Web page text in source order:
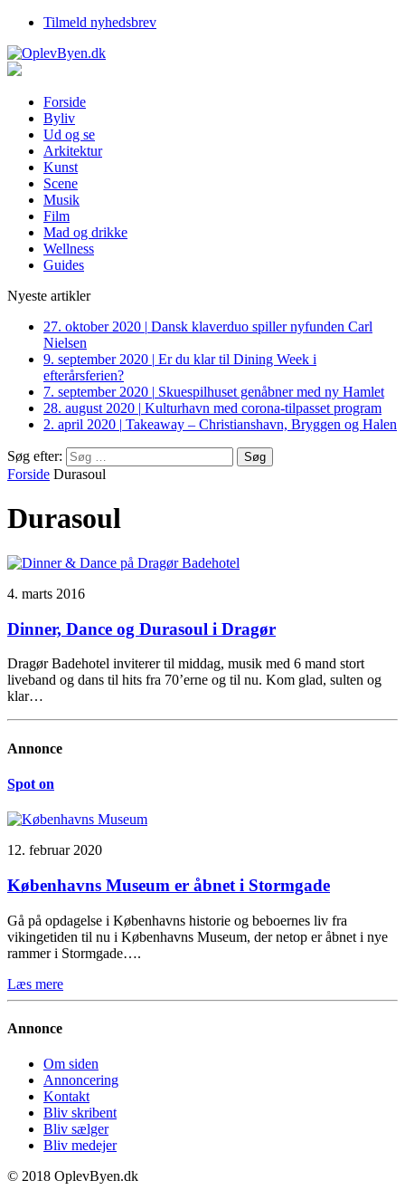
Tilmeld nyhedsbrev
Forside
Byliv
Ud og se
Arkitektur
Kunst
Scene
Musik
Film
Mad og drikke
Wellness
Guides
Nyeste artikler
27. oktober 2020 | Dansk klaverduo spiller nyfunden Carl
Nielsen
9. september 2020 | Er du klar til Dining Week i
efterårsferien?
7. september 2020 | Skuespilhuset genåbner med ny Hamlet
28. august 2020 | Kulturhavn med corona-tilpasset program
2. april 2020 | Takeaway – Christianshavn, Bryggen og Halen
Søg efter:
Forside Durasoul
Durasoul
4. marts 2016
Dinner, Dance og Durasoul i Dragør
Dragør Badehotel inviterer til middag, musik med 6 mand stort
liveband og dans til hits fra 70’erne og til nu. Kom glad, sulten og
klar…
Annonce
Spot on
12. februar 2020
Københavns Museum er åbnet i Stormgade
Gå på opdagelse i Københavns historie og beboernes liv fra
vikingetiden til nu i Københavns Museum, der netop er åbnet i nye
rammer i Stormgade….
Læs mere
Annonce
Om siden
Annoncering
Kontakt
Bliv skribent
Bliv sælger
Bliv medejer
© 2018 OplevByen.dk